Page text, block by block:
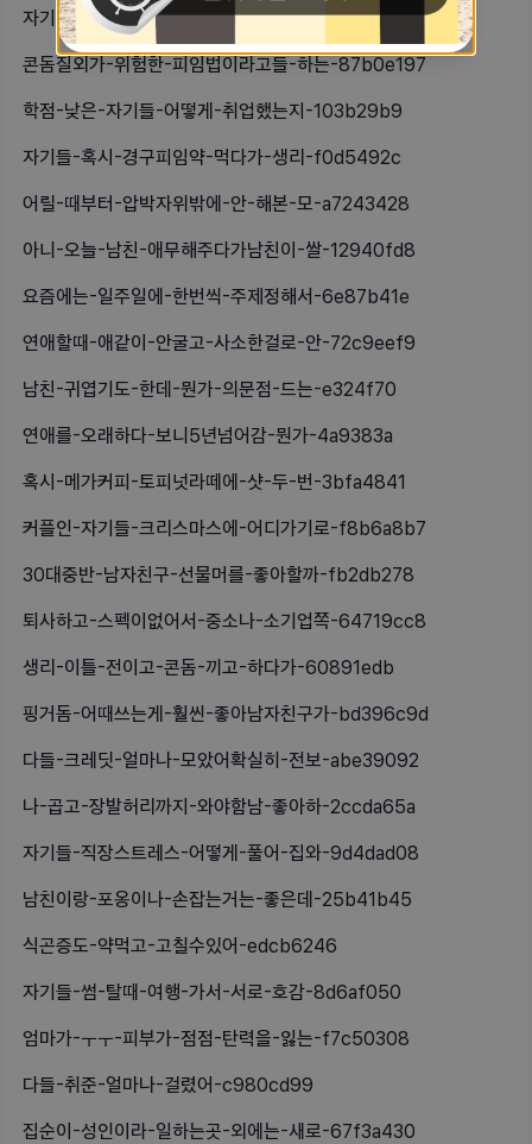
자기들은-연애할때-뭐가-기장-중요한거-8e3ccd4d
콘돔질외가-위험한-피임법이라고들-하는-87b0e197
학점-낮은-자기들-어떻게-취업했는지-103b29b9
자기들-혹시-경구피임약-먹다가-생리-f0d5492c
어릴-때부터-압박자위밖에-안-해본-모-a7243428
아니-오늘-남친-애무해주다가남친이-쌀-12940fd8
요즘에는-일주일에-한번씩-주제정해서-6e87b41e
연애할때-애같이-안굴고-사소한걸로-안-72c9eef9
남친-귀엽기도-한데-뭔가-의문점-드는-e324f70
연애를-오래하다-보니5년넘어감-뭔가-4a9383a
혹시-메가커피-토피넛라떼에-샷-두-번-3bfa4841
커플인-자기들-크리스마스에-어디가기로-f8b6a8b7
30대중반-남자친구-선물머를-좋아할까-fb2db278
퇴사하고-스펙이없어서-중소나-소기업쪽-64719cc8
생리-이틀-전이고-콘돔-끼고-하다가-60891edb
핑거돔-어때쓰는게-훨씬-좋아남자친구가-bd396c9d
다들-크레딧-얼마나-모았어확실히-전보-abe39092
나-곱고-장발허리까지-와야함남-좋아하-2ccda65a
자기들-직장스트레스-어떻게-풀어-집와-9d4dad08
남친이랑-포옹이나-손잡는거는-좋은데-25b41b45
식곤증도-약먹고-고칠수있어-edcb6246
자기들-썸-탈때-여행-가서-서로-호감-8d6af050
엄마가-ㅜㅜ-피부가-점점-탄력을-잃는-f7c50308
다들-취준-얼마나-걸렸어-c980cd99
집순이-성인이라-일하는곳-외에는-새로-67f3a430